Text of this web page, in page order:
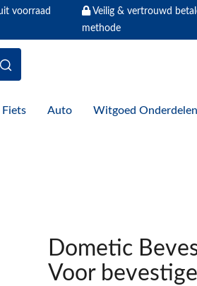
voorraad
Veilig & vertrouwd
methode
Fiets Auto Witgoed Onderdelen
Dometic
Voor